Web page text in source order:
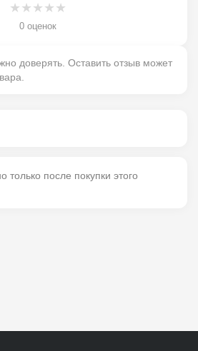
★ ★ ★ ★ ★
0 оценок
доверять. Оставить отзыв может
только после покупки этого